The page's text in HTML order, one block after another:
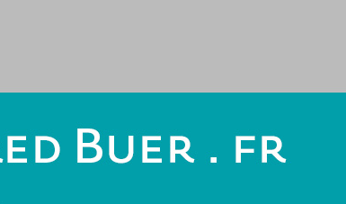
fr
UN COMBO POUR DÉVELOPPER LES MOBILITÉS ACTIVES